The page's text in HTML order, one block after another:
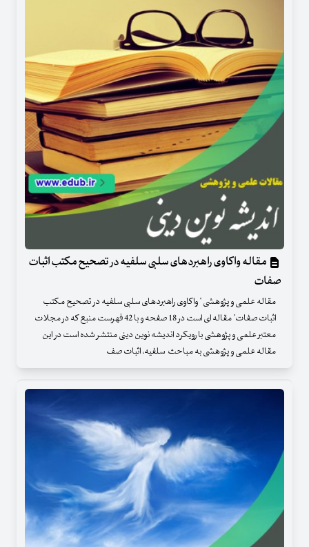
مقاله واکاوی راهبردهای سلبی سلفیه در تصحیح مکتب اثبات
صفات
مقاله علمی و پژوهشی " واکاوی راهبردهای سلبی سلفیه در تصحیح مکتب
اثبات صفات" مقاله ای است در 18 صفحه و با 42 فهرست منبع که در مجلات
معتبر علمی و پژوهشی با رویکرد اندیشه نوین دینی منتشر شده است در این
مقاله علمی و پژوهشی به مباحث سلفیه، اثبات صف